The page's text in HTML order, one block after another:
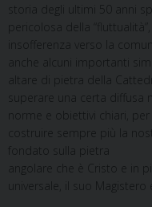
storia degli ultimi 50 anni
pericolosa della
insofferenza verso la
anche alcuni importanti
altare di pietra della
superare una certa
norme e obiettivi chiari,
costruire sempre più la
fondato sulla pietra
angolare che è Cristo e in
universale, il suo Magistero